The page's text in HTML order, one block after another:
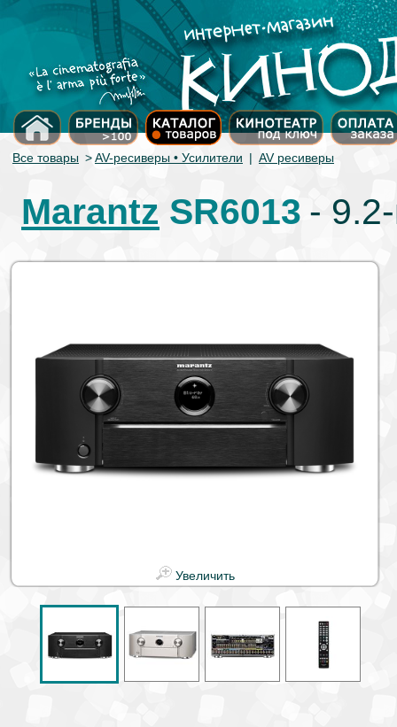
Все товары >AV-ресиверы • Усилители | AV ресиверы
Marantz SR6013 -
Увеличить